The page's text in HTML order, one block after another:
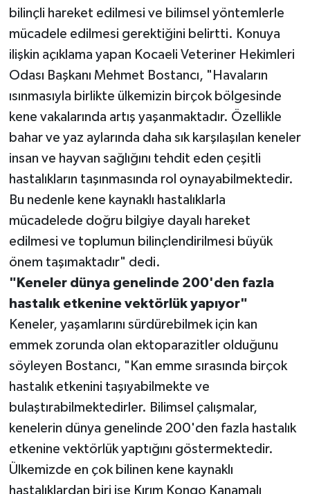
bilinçli hareket edilmesi ve bilimsel yöntemlerle
mücadele edilmesi gerektiğini belirtti. Konuya
ilişkin açıklama yapan Kocaeli Veteriner Hekimleri
Odası Başkanı Mehmet Bostancı, "Havaların
ısınmasıyla birlikte ülkemizin birçok bölgesinde
kene vakalarında artış yaşanmaktadır. Özellikle
bahar ve yaz aylarında daha sık karşılaşılan keneler
insan ve hayvan sağlığını tehdit eden çeşitli
hastalıkların taşınmasında rol oynayabilmektedir.
Bu nedenle kene kaynaklı hastalıklarla
mücadelede doğru bilgiye dayalı hareket
edilmesi ve toplumun bilinçlendirilmesi büyük
önem taşımaktadır" dedi.
"Keneler dünya genelinde 200'den fazla
hastalık etkenine vektörlük yapıyor"
Keneler, yaşamlarını sürdürebilmek için kan
emmek zorunda olan ektoparazitler olduğunu
söyleyen Bostancı, "Kan emme sırasında birçok
hastalık etkenini taşıyabilmekte ve
bulaştırabilmektedirler. Bilimsel çalışmalar,
kenelerin dünya genelinde 200'den fazla hastalık
etkenine vektörlük yaptığını göstermektedir.
Ülkemizde en çok bilinen kene kaynaklı
hastalıklardan biri ise Kırım Kongo Kanamalı